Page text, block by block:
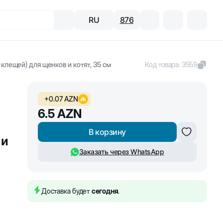
RU 876
для щенков и котят, 35 см Код товара: 3559
+0.07AZN
6.5AZN
В корзину
Заказать через WhatsApp
Доставка будетсегодня.